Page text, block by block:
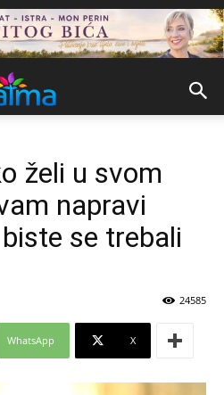
želi u svom
napravi
se trebali
24585
WhatsApp X